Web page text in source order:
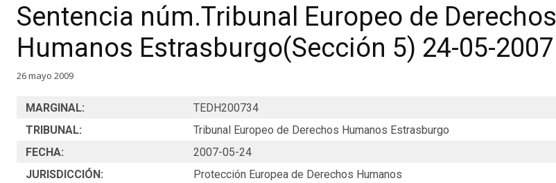
Sentencia núm.Tribunal Europeo de Derechos
Humanos Estrasburgo(Sección 5) 24-05-2007
26 mayo 2009
MARGINAL:
TEDH200734
TRIBUNAL:
Tribunal Europeo de Derechos Humanos Estrasburgo
FECHA:
2007-05-24
JURISDICCIÓN:
Protección Europea de Derechos Humanos